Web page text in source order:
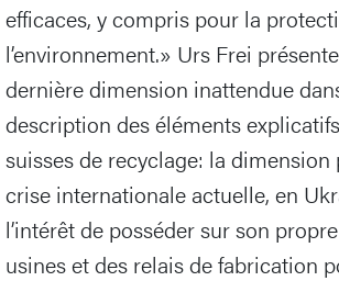
efficaces, y compris pour la
l’environnement.» Urs Frei
dernière dimension inattendue
description des éléments
suisses de recyclage: la
crise internationale actuelle, en
l’intérêt de posséder sur son
usines et des relais de fabrication